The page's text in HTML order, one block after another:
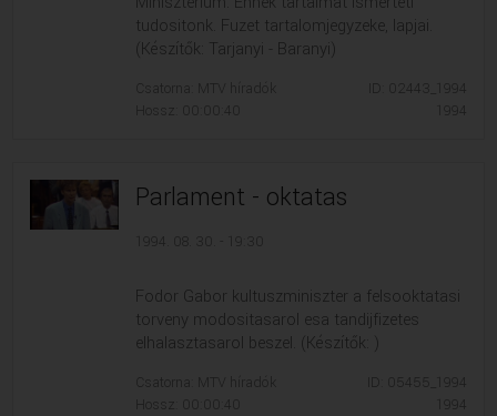
tudositonk. Fuzet tartalomjegyzeke, lapjai.
(Készítők: Tarjanyi - Baranyi)
Csatorna: MTV híradók
Hossz: 00:00:40
ID: 02443_1994
1994
Parlament - oktatas
1994. 08. 30. - 19:30
Fodor Gabor kultuszminiszter a felsooktatasi
torveny modositasarol esa tandijfizetes
elhalasztasarol beszel. (Készítők: )
Csatorna: MTV híradók
Hossz: 00:00:40
ID: 05455_1994
1994